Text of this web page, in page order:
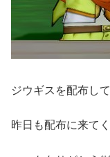
ジウギスを配布し
昨日も配布に来て